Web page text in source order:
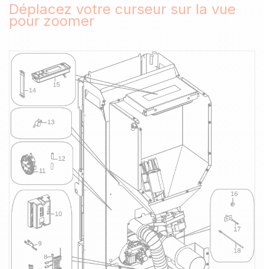
Déplacez votre curseur sur la vue
pour zoomer